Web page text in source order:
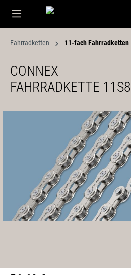
Fahrradketten 11-fach Fahrradketten
CONNEX
FAHRRADKETTE 11S8